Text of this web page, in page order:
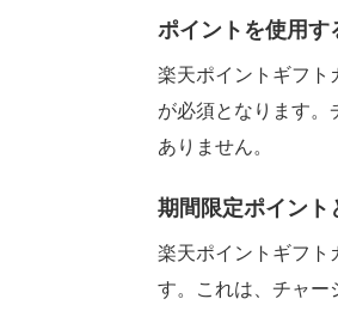
ポイントを使用す
楽天ポイントギフト
が必須となります
ありません。
期間限定ポイント
楽天ポイントギフト
す。これは、チャー